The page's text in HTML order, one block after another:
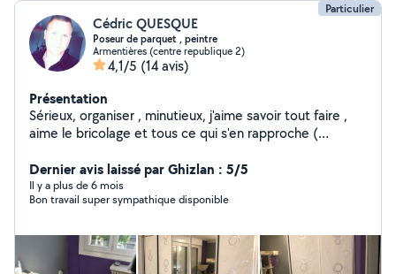
Particulier
Cédric QUESQUE
Poseur de parquet , peintre
Armentières (centre republique 2)
4,1/5 (14 avis)
Présentation
Sérieux, organiser , minutieux, j'aime savoir tout faire ,
aime le bricolage et tous ce qui s'en rapproche (
dressing sur mesure , salle de bain , montage et pose
de cuisine , réparateur de téléphone , dyson et autre
appareil électrique etc ... ) j'aime particulièrement le
projets. Je n'ai pas de compte prénium , vous pouvez
me contacter via mon Facebook « Pi Lou » ou au 06-37-
Dernier avis laissé par Ghizlan : 5/5
Il y a plus de 6 mois
Bon travail super sympathique disponible